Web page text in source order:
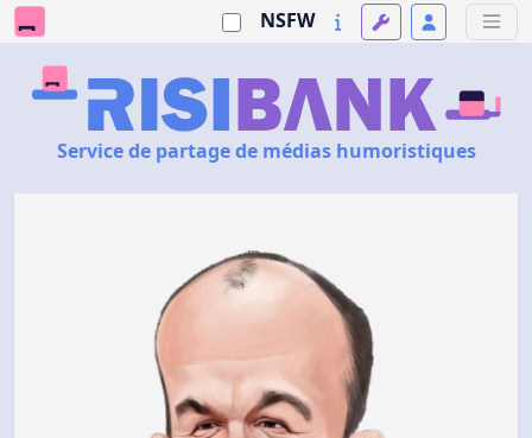
NSFW
Service de partage de médias humoristiques